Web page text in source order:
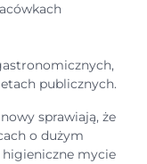
publicznych.
sprawiają, że
o dużym
higieniczne mycie